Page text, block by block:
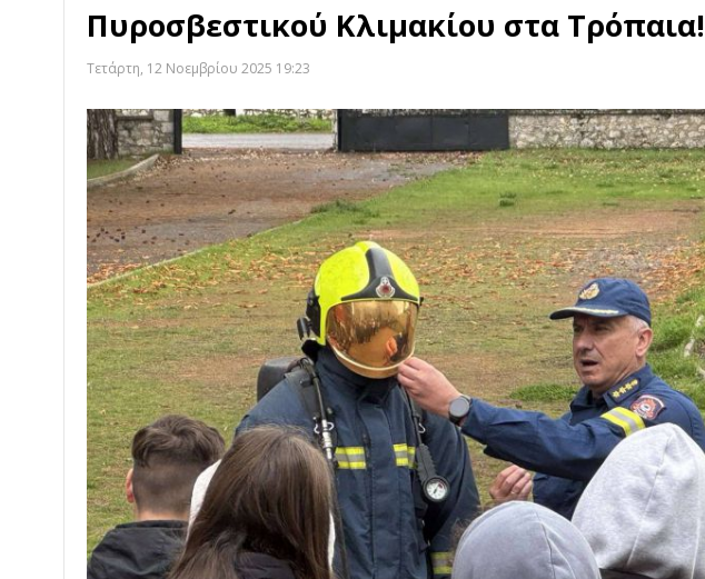
Πυροσβεστικού Κλιμακίου στα Τρόπαια!
Τετάρτη, 12 Νοεμβρίου 2025 19:23